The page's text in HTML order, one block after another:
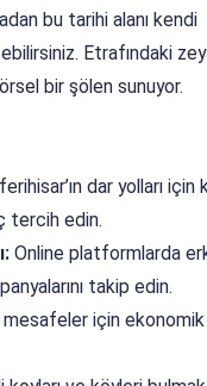
bu tarihi alanı kendi
Etrafındaki
bir şölen sunuyor.
dar yolları
tercih edin.
Online platformlarda
takip edin.
mesafeler için